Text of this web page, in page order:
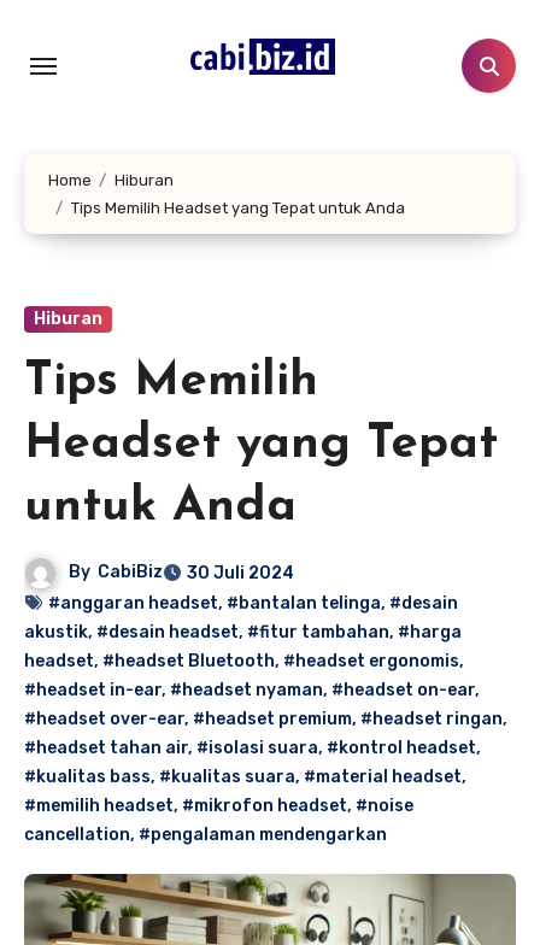
konten
Home
Hiburan
Tips Memilih Headset yang Tepat untuk Anda
Hiburan
Tips Memilih
Headset yang Tepat
untuk Anda
By CabiBiz
30 Juli 2024
#anggaran headset, #bantalan telinga, #desain
akustik, #desain headset, #fitur tambahan, #harga
headset, #headset Bluetooth, #headset ergonomis,
#headset in-ear, #headset nyaman, #headset on-ear,
#headset over-ear, #headset premium, #headset ringan,
#headset tahan air, #isolasi suara, #kontrol headset,
#kualitas bass, #kualitas suara, #material headset,
#memilih headset, #mikrofon headset, #noise
cancellation, #pengalaman mendengarkan